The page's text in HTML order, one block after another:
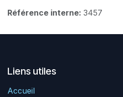
Référence interne: 3457
Liens utiles
Accueil